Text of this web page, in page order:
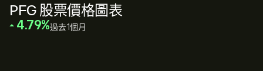
PFG 股票價格圖表
‎4.79‎ 過去1個月